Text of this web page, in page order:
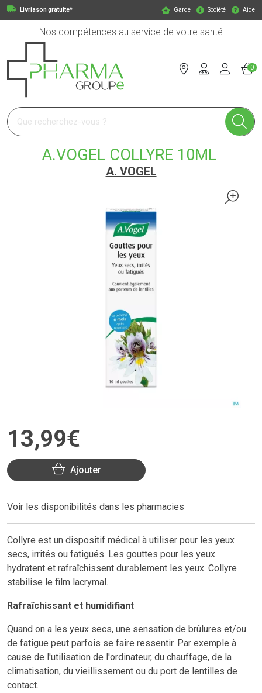
Livriason gratuite* Garde Société Aide
Nos compétences au service de votre santé
Pharmagroupe Votre pharmacie en ligne à votre service
0
A.VOGEL COLLYRE 10ML
A. VOGEL
13,99€
Ajouter
Voir les disponibilités dans les pharmacies
Collyre est un dispositif médical à utiliser pour les yeux
secs, irrités ou fatigués. Les gouttes pour les yeux
hydratent et rafraîchissent durablement les yeux. Collyre
stabilise le film lacrymal.
Rafraîchissant et humidifiant
Quand on a les yeux secs, une sensation de brûlures et/ou
de fatigue peut parfois se faire ressentir. Par exemple à
cause de l'utilisation de l'ordinateur, du chauffage, de la
climatisation, du vieillissement ou du port de lentilles de
contact.